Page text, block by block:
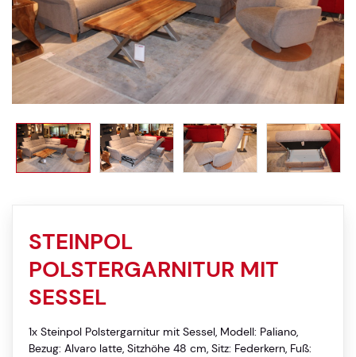
STEINPOL
POLSTERGARNITUR MIT
SESSEL
1x Steinpol Polstergarnitur mit Sessel, Modell: Paliano,
Bezug: Alvaro latte, Sitzhöhe 48 cm, Sitz: Federkern, Fuß: